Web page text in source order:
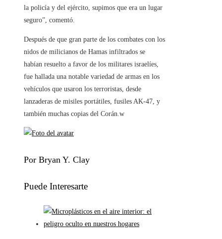
la policía y del ejército, supimos que era un lugar
seguro”, comentó.
Después de que gran parte de los combates con los
nidos de milicianos de Hamas infiltrados se
habían resuelto a favor de los militares israelíes,
fue hallada una notable variedad de armas en los
vehículos que usaron los terroristas, desde
lanzaderas de misiles portátiles, fusiles AK-47, y
también muchas copias del Corán.w
Por Bryan Y. Clay
Puede Interesarte